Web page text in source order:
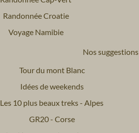
Randonnée Croatie
Voyage Namibie
Nos suggestions
Tour du mont Blanc
Idées de weekends
Les 10 plus beaux treks - Alpes
GR20 - Corse